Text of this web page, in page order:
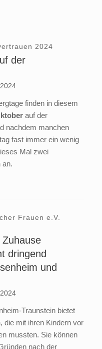
2024
der
finden in diesem
auf der
nachdem manchen
fast immer ein wenig
Mal zwei
an.
Frauen e.V.
Zuhause
dringend
und
Traunstein bietet
die mit ihren Kindern vor
mussten. Sie können
nach der